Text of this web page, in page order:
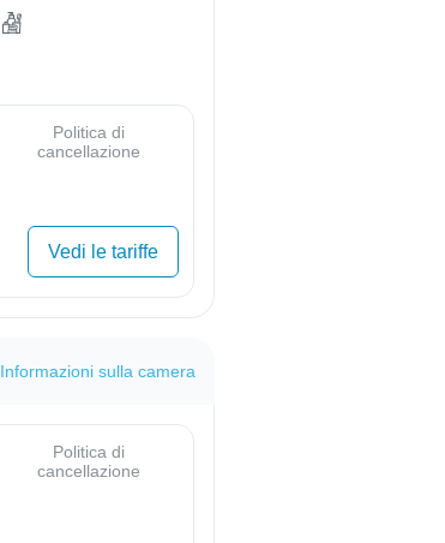
Politica di
cancellazione
Vedi le tariffe
Informazioni sulla camera
Politica di
cancellazione